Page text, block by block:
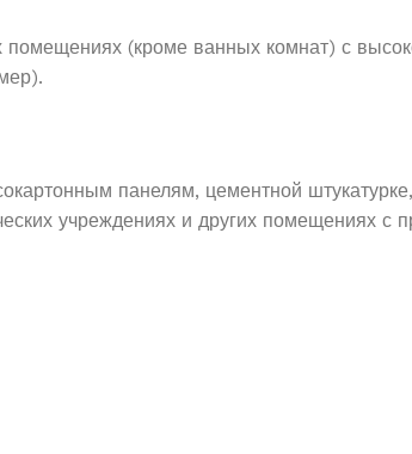
(кроме ванных комнат) с
панелям, цементной
учреждениях и других помещениях